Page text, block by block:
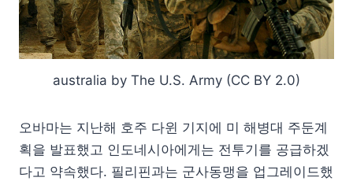
australia by The U.S. Army (CC BY 2.0)
오바마는 지난해 호주 다윈 기지에 미 해병대 주둔계
획을 발표했고 인도네시아에게는 전투기를 공급하겠
다고 약속했다. 필리핀과는 군사동맹을 업그레이드했